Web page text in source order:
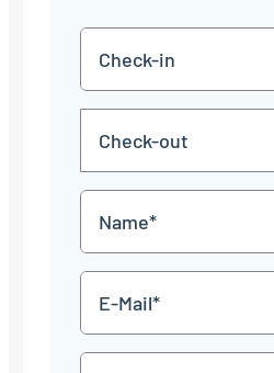
in
TT
Punkt
MM
JJJJ
TT
Punkt
MM
JJJJ
Mail
*